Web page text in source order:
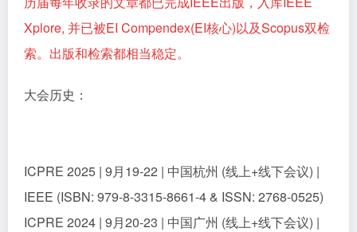
Xplore, 并已被EI Compendex(EI核心)以及Scopus双检
索。出版和检索都相当稳定。
大会历史：
ICPRE 2025 | 9月19-22 | 中国杭州 (线上+线下会议) |
IEEE (ISBN: 979-8-3315-8661-4 & ISSN: 2768-0525)
ICPRE 2024 | 9月20-23 | 中国广州 (线上+线下会议) |